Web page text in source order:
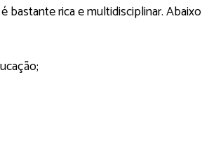
bastante rica e multidisciplinar. Abaixo